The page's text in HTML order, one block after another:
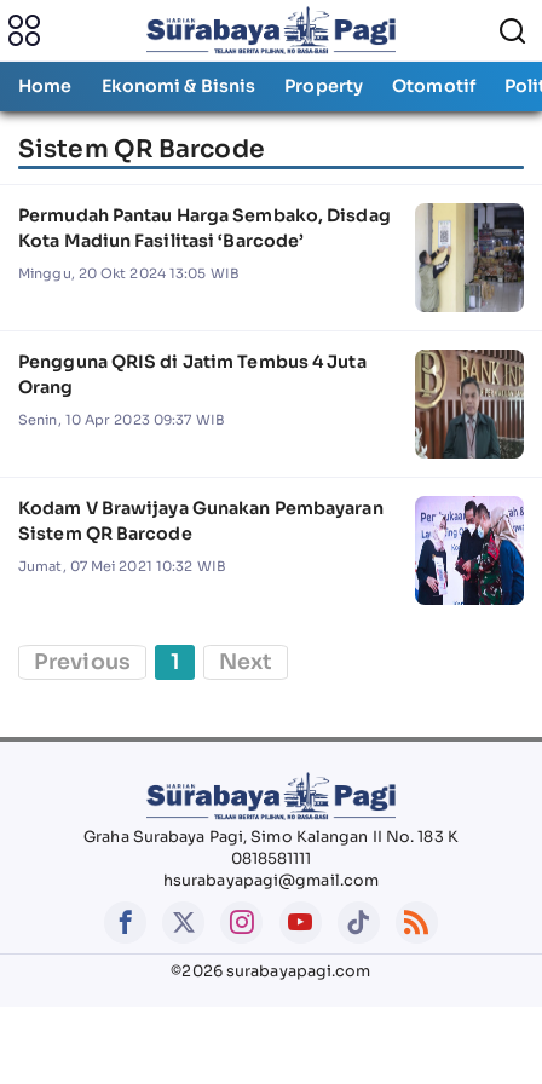
Home Ekonomi & Bisnis Property Otomotif
Sistem QR Barcode
Permudah Pantau Harga Sembako, Disdag
Kota Madiun Fasilitasi ‘Barcode’
Minggu, 20 Okt 2024 13:05 WIB
Pengguna QRIS di Jatim Tembus 4 Juta
Orang
Senin, 10 Apr 2023 09:37 WIB
Kodam V Brawijaya Gunakan Pembayaran
Sistem QR Barcode
Jumat, 07 Mei 2021 10:32 WIB
Previous 1 Next
Graha Surabaya Pagi, Simo Kalangan II No. 183 K
0818581111
hsurabayapagi@gmail.com
©2026 surabayapagi.com